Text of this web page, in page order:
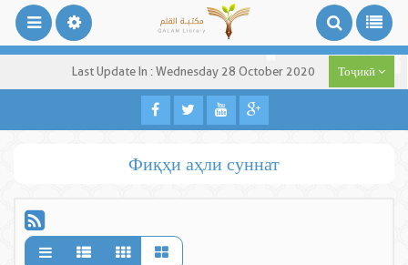
Last Update In : Wednesday 28 October 2020 Тоҷикӣ
Фиқҳи аҳли суннат